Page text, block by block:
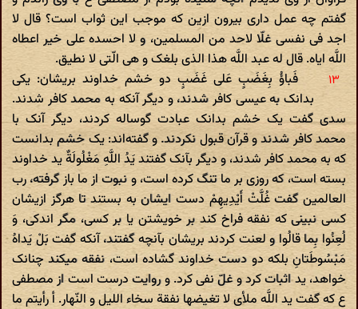
گفتم چه عمل داری بیرون ازین که موجب این ثواب است؟ قال لا
اجد فی نفسی غلّا لاحد من المسلمین، و لا احسده علی خیر اعطاه
اللَّه ایاه. قال له عبد اللَّه هذا الذی بلغک و هی الّتی لا نطیق.
فَباؤُ بِغَضَبٍ عَلی‌ غَضَبٍ دو خشم خداوند بریشان: یکی
بدانک به عیسی کافر شدند، و دیگر آنکه به محمد کافر شدند.
سدی گفت یک خشم بدانک عبادت گوساله کردند، دیگر آنک با
محمد کافر شدند و قرآن قبول نکردند. و گفته‌اند: یک خشم بدانست
که به محمد کافر شدند، و دیگر بآنک گفتند یَدُ اللَّهِ مَغْلُولَةٌ ید خداوند
بسته است، که روزی بر ما تنگ کرده است، و نبوت از ما باز گرفته، رب
العالمین گفت غُلَّتْ أَیْدِیهِمْ دست ایشان به بستند تا هرگز ازیشان
کسی نبینی که نفقه فراخ کند بر خویشتن یا بر کسی، مگر اندکی، وَ
لُعِنُوا بِما قالُوا و لعنت کردند بریشان بآنچه گفتند، آنکه گفت بَلْ یَداهُ
مَبْسُوطَتانِ بلکه دو دست خداوند گشاده است، نفقه میکند چنانک
خواهد، ید اثبات کرد و غلّ نفی کرد. و روایت درست است از مصطفی
ع که گفت ید اللَّه ملأی لا تغیضها نفقة سخاء اللیل و النّهار. أ رأیتم ما